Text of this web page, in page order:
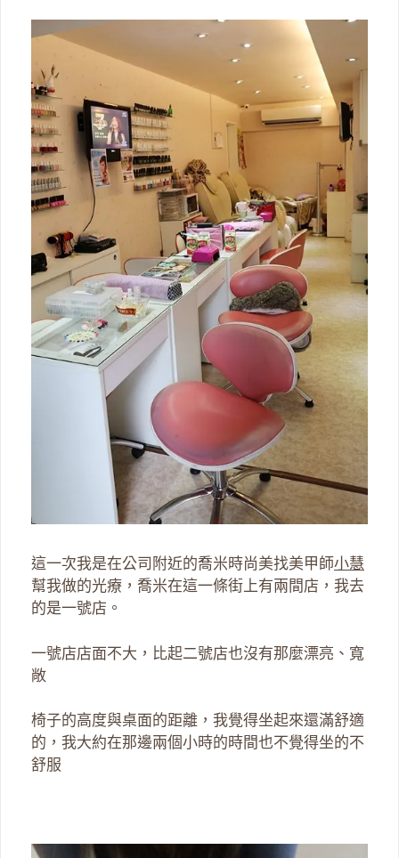
這一次我是在公司附近的喬米時尚美找美甲師小慧
幫我做的光療，喬米在這一條街上有兩間店，我去
的是一號店。
一號店店面不大，比起二號店也沒有那麼漂亮、寬
敞
椅子的高度與桌面的距離，我覺得坐起來還滿舒適
的，我大約在那邊兩個小時的時間也不覺得坐的不
舒服